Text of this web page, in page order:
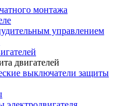
монтажа
управлением
двигателей
выключатели защиты